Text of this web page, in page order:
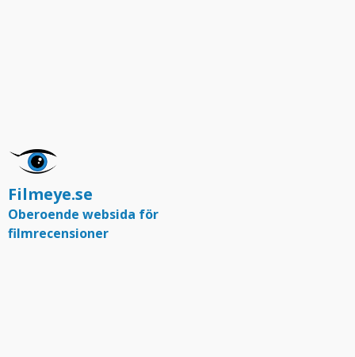
Filmeye.se
Oberoende websida för
filmrecensioner